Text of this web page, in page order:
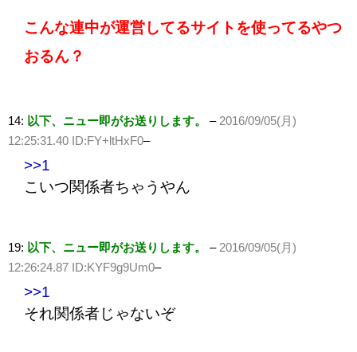
こんな連中が運営してるサイトを使ってるやつ
おるん？
14: 以下、ニュー即がお送りします。 –2016/09/05(月)
12:25:31.40 ID:FY+ltHxF0–
>>1
こいつ関係者ちゃうやん
19: 以下、ニュー即がお送りします。 –2016/09/05(月)
12:26:24.87 ID:KYF9g9Um0–
>>1
それ関係者じゃないぞ